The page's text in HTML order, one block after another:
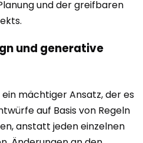
und der greifbaren
und generative
mächtiger Ansatz, der es
auf Basis von Regeln
anstatt jeden einzelnen